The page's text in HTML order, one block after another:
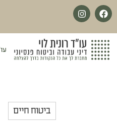
לתוכן
ביטוח חיים